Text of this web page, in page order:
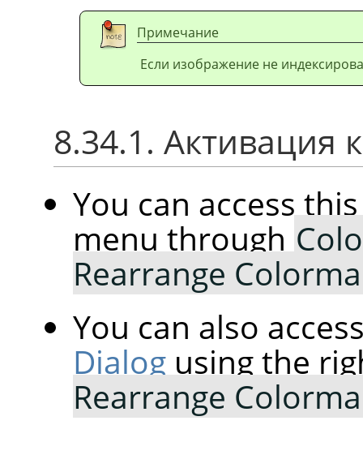
Примечание
Если изображение не
8.34.1. Активация
You can access
menu through
Rearrange
You can also
Dialog using the
Rearrange